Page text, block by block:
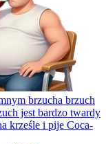
brzucha brzuch
jest bardzo twardy
krześle i pije Coca-